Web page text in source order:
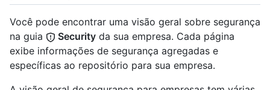
Você pode encontrar uma visão geral sobre segurança
na guia
Security da sua empresa. Cada página
exibe informações de segurança agregadas e
específicas ao repositório para sua empresa.